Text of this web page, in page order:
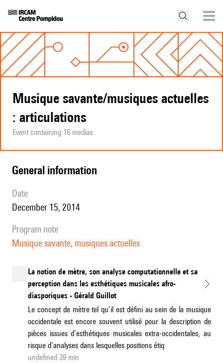
Musique savante/musiques actuelles
: articulations
Event containing 16 medias
general information
date
December 15, 2014
program note
Musique savante, musiques actuelles
La notion de mètre, son analyse computationnelle et sa
perception dans les esthétiques musicales afro-
diasporiques - Gérald Guillot
Le concept de mètre tel qu’il est défini au sein de la musique
occidentale est encore souvent utilisé pour la description de
pièces issues d’esthétiques musicales extra-occidentales, au
risque d’analyses dans lesquelles positions étiq
undefined 39 min